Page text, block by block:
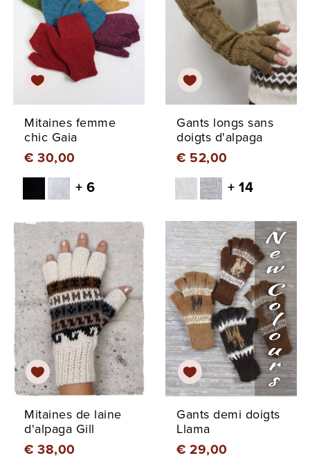
Mitaines femme
chic Gaia
€ 30,00
+ 6
Gants longs sans
doigts d'alpaga
€ 52,00
+ 14
Mitaines de laine
d'alpaga Gill
€ 38,00
Gants demi doigts
Llama
€ 29,00